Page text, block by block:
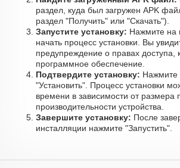
раздел, куда был загружен APK
раздел "Получить" или "Скачать").
Запустите установку: Нажмите на
начать процесс установки. Вы
предупреждение о правах доступа,
программное обеспечение.
Подтвердите установку: Нажмите
"Установить". Процесс установки
времени в зависимости от размера
производительности устройства.
Завершите установку: После
инсталляции нажмите "Запустить".